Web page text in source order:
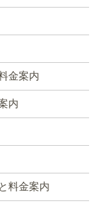
金案内
内
料金案内